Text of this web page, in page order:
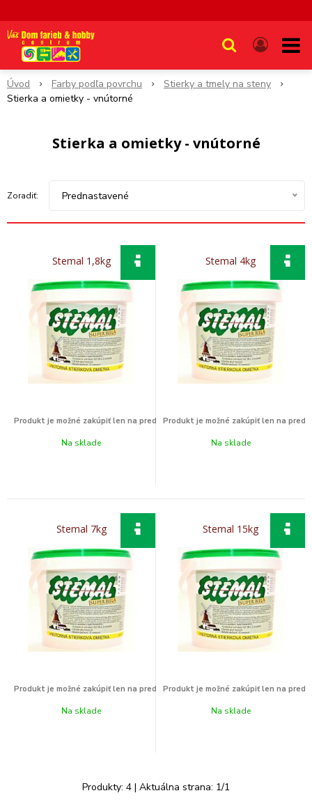
Úvod Farby podľa povrchu
Stierky a tmely na steny
Stierka a omietky - vnútorné
Stierka a omietky - vnútorné
Zoradiť: Prednastavené
Stemal 1,8kg
Na sklade
Stemal 4kg
Na sklade
Stemal 7kg
Na sklade
Stemal 15kg
Na sklade
Produkty: 4 | Aktuálna strana: 1/1